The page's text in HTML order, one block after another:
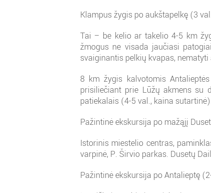
Klampus žygis po aukštapelkę (3
Tai – be kelio ar takelio 4-5 km
žmogus ne visada jaučiasi
svaiginantis pelkių kvapas,
8 km žygis kalvotomis
prisiliečiant prie Lūžų akmens su
patiekalais (4-5 val., kaina
Pažintinė ekskursija po mažąjį
Istorinis miestelio centras,
varpinė, P. Širvio parkas. Dusetų
Pažintinė ekskursija po Antalieptę